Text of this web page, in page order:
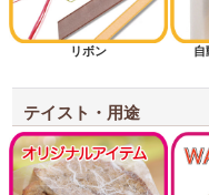
1斤用サイズから探す
1.5斤用サイズから探す
2斤用サイズから探す
3斤用サイズから探す
リボン
テイスト・用途